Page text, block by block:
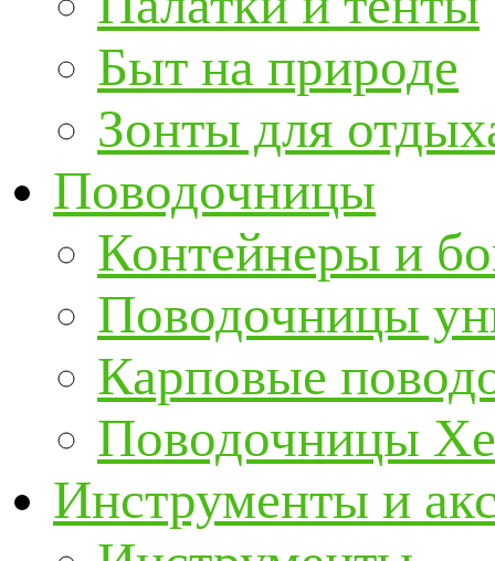
Быт на природе
Зонты для
Поводочницы
Контейнеры и
Поводочницы
Карповые
Поводочницы
Инструменты и